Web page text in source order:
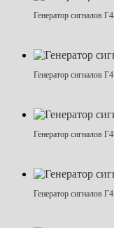
Генератор сигналов
Генератор сигналов
Генератор сигналов
Генератор сигналов